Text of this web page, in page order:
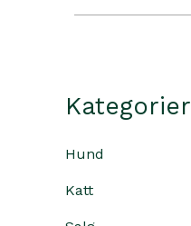
Kategorier
Hund
Katt